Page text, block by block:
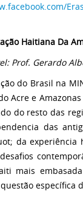
Haitiana Da
Prof. Gerardo
do Brasil na
Acre e
do resto das
das
da
mais
específica